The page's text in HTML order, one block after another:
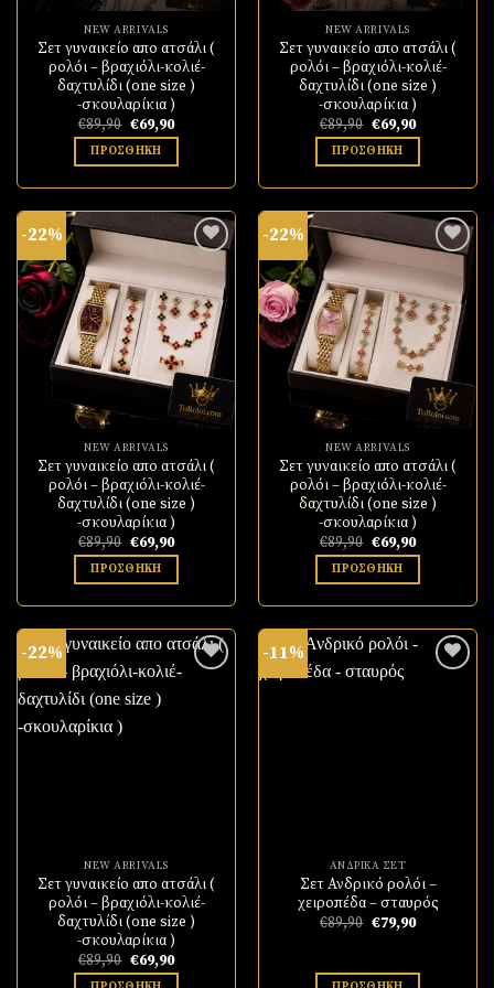
ΓΡΗΓΟΡΗ ΠΡΟΒΟΛΗ!
NEW ARRIVALS
Σετ γυναικείο απο ατσάλι (
ρολόι – βραχιόλι-κολιέ-
δαχτυλίδι (one size )
-σκουλαρίκια )
€89,90 Original
price
was:
€89,90.
€69,90Η
τρέχουσα
είναι:
ΠΡΟΣΘΉΚΗ
ΓΡΗΓΟΡΗ ΠΡΟΒΟΛΗ!
NEW ARRIVALS
Σετ γυναικείο απο ατσάλι (
ρολόι – βραχιόλι-κολιέ-
δαχτυλίδι (one size )
-σκουλαρίκια )
€89,90 Original
price
was:
€89,90.
€69,90Η
τρέχουσα
είναι:
ΠΡΟΣΘΉΚΗ
-22%
Πρόσθήκη
στην
λίστα
επιθυμιών
ΓΡΗΓΟΡΗ ΠΡΟΒΟΛΗ!
NEW ARRIVALS
Σετ γυναικείο απο ατσάλι (
ρολόι – βραχιόλι-κολιέ-
δαχτυλίδι (one size )
-σκουλαρίκια )
€89,90 Original
price
was:
€89,90.
€69,90Η
τρέχουσα
είναι:
ΠΡΟΣΘΉΚΗ
-22%
Πρόσθήκη
στην
λίστα
επιθυμιών
ΓΡΗΓΟΡΗ ΠΡΟΒΟΛΗ!
NEW ARRIVALS
Σετ γυναικείο απο ατσάλι (
ρολόι – βραχιόλι-κολιέ-
δαχτυλίδι (one size )
-σκουλαρίκια )
€89,90 Original
price
was:
€89,90.
€69,90Η
τρέχουσα
είναι:
ΠΡΟΣΘΉΚΗ
-22%
ΓΡΗΓΟΡΗ ΠΡΟΒΟΛΗ!
NEW ARRIVALS
Σετ γυναικείο απο ατσάλι (
ρολόι – βραχιόλι-κολιέ-
δαχτυλίδι (one size )
-σκουλαρίκια )
€89,90 Original
price
€69,90Η
τρέχουσα
-11%
ΓΡΗΓΟΡΗ ΠΡΟΒΟΛΗ!
ΑΝΔΡΙΚΆ ΣΈΤ
Σετ Ανδρικό ρολόι –
χειροπέδα – σταυρός
€89,90 Original
price
€79,90Η
€79,90.